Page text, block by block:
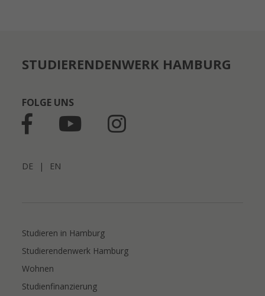
STUDIERENDENWERK HAMBURG
FOLGE UNS
DE | EN
Studieren in Hamburg
Studierendenwerk Hamburg
Wohnen
Studienfinanzierung